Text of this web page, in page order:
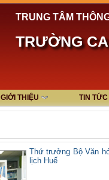
TRUNG TÂM
TRƯỜNG
GIỚI THIỆU TIN TỨC
Thứ trưởng Bộ Văn
lịch Huế